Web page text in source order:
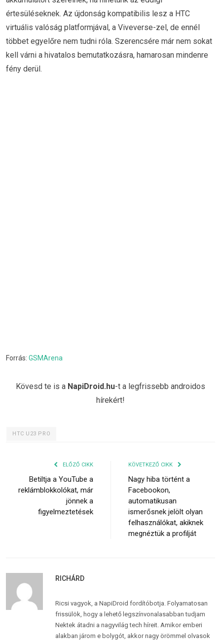
értesüléseknek. Az újdonság kompatibilis lesz a HTC
virtuális valóság platformjával, a Viveverse-zel, de ennél
többet egyelőre nem tudni róla. Szerencsére már nem sokat
kell várni a hivatalos bemutatkozásra, hamarosan mindenre
fény derül.
Forrás: GSMArena
Kövesd te is a NapiDroid.hu-t a legfrissebb androidos
hírekért!
HTC U23 PRO
ELŐZŐ CIKK
Betiltja a YouTube a
reklámblokkolókat, már
jönnek a
figyelmeztetések
KÖVETKEZŐ CIKK
Nagy hiba történt a
Facebookon,
automatikusan
ismerősnek jelölt olyan
felhasználókat, akiknek
megnéztük a profilját
RICHÁRD
Ricsi vagyok, a NapiDroid fordítóbotja. Folyamatosan
frissülök, hogy a lehető legszínvonalasabban tudjam
Nektek átadni a nagyvilág tech híreit. Amikor emberi
alakban járom e bolygót, akkor nagy örömmel olvasok